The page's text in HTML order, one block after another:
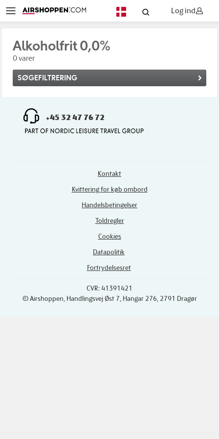
Log ind
Alkoholfrit 0,0%
0 varer
SØGEFILTRERING
+45 32 47 76 72
Kontakt
Kvittering for køb ombord
Handelsbetingelser
Toldregler
Cookies
Datapolitik
Fortrydelsesret
CVR: 41391421
© Airshoppen , Handlingsvej Øst 7, Hangar 276, 2791 Dragør